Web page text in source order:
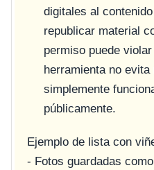
digitales al
republicar material
permiso puede
herramienta no evita
simplemente
públicamente.
Ejemplo de lista con
- Fotos guardadas